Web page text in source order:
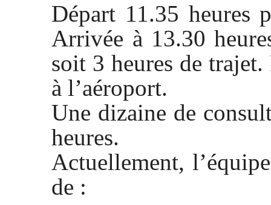
Départ 11.35 heures
Arrivée à 13.30
soit 3 heures de
à l’aéroport.
Une dizaine de
heures.
Actuellement,
de :